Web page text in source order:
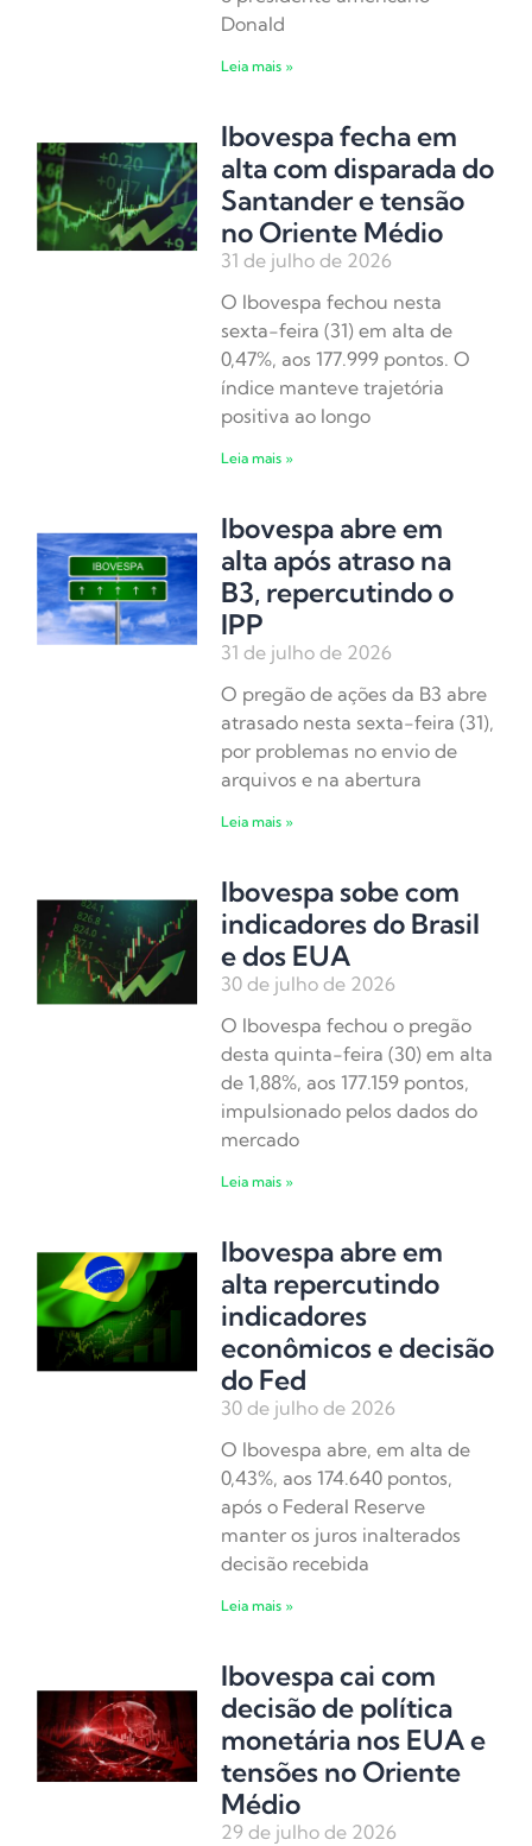
Donald
Leia mais »
Ibovespa fecha em
alta com disparada do
Santander e tensão
no Oriente Médio
31 de julho de 2026
O Ibovespa fechou nesta
sexta-feira (31) em alta de
0,47%, aos 177.999 pontos. O
índice manteve trajetória
positiva ao longo
Leia mais »
Ibovespa abre em
alta após atraso na
B3, repercutindo o
IPP
31 de julho de 2026
O pregão de ações da B3 abre
atrasado nesta sexta-feira (31),
por problemas no envio de
arquivos e na abertura
Leia mais »
Ibovespa sobe com
indicadores do Brasil
e dos EUA
30 de julho de 2026
O Ibovespa fechou o pregão
desta quinta-feira (30) em alta
de 1,88%, aos 177.159 pontos,
impulsionado pelos dados do
mercado
Leia mais »
Ibovespa abre em
alta repercutindo
indicadores
econômicos e decisão
do Fed
30 de julho de 2026
O Ibovespa abre, em alta de
0,43%, aos 174.640 pontos,
após o Federal Reserve
manter os juros inalterados
decisão recebida
Leia mais »
Ibovespa cai com
decisão de política
monetária nos EUA e
tensões no Oriente
Médio
29 de julho de 2026